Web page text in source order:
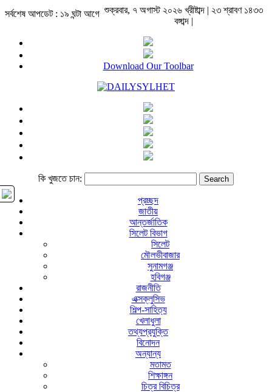
সর্বশেষ আপডেট : ১৯ ঘন্টা আগে শুক্রবার, ৭ অগাস্ট ২০২৬ খ্রীষ্টাব্দ | ২৩ শ্রাবণ ১৪৩৩
বঙ্গাব্দ |
Download Our Toolbar
কি খুজতে চান:
প্রচ্ছদ
জাতীয়
আন্তর্জাতিক
সিলেট বিভাগ
সিলেট
মৌলভীবাজার
সুনামগঞ্জ
হবিগঞ্জ
রাজনীতি
এক্সক্লুসিভ
শিল্প-সাহিত্য
খেলাধুলা
তথ্যপ্রযুক্তি
বিনোদন
অন্যান্য
মতামত
শিক্ষাঙ্গন
চিত্র বিচিত্র